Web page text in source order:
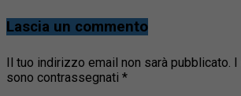
Lascia un commento
Il tuo indirizzo email non sarà pubblicato. I
sono contrassegnati *